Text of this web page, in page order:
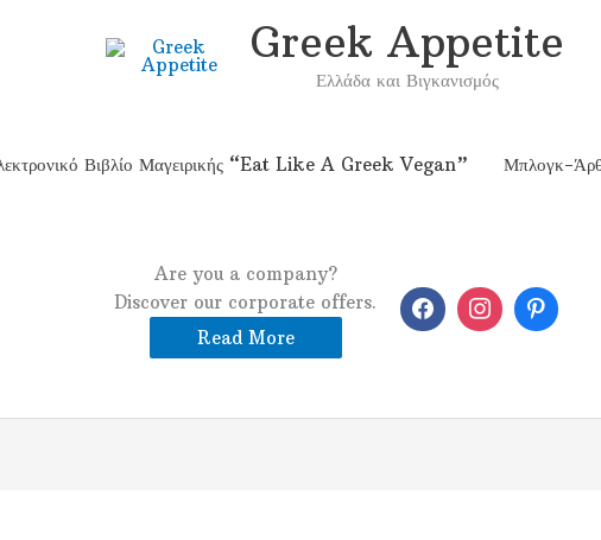
Greek Appetite
Ελλάδα και Βιγκανισμός
Βιβλίο Μαγειρικής “Eat Like A Greek Vegan” Μπλογκ-
Are you a company?
Discover our corporate offers.
Read More